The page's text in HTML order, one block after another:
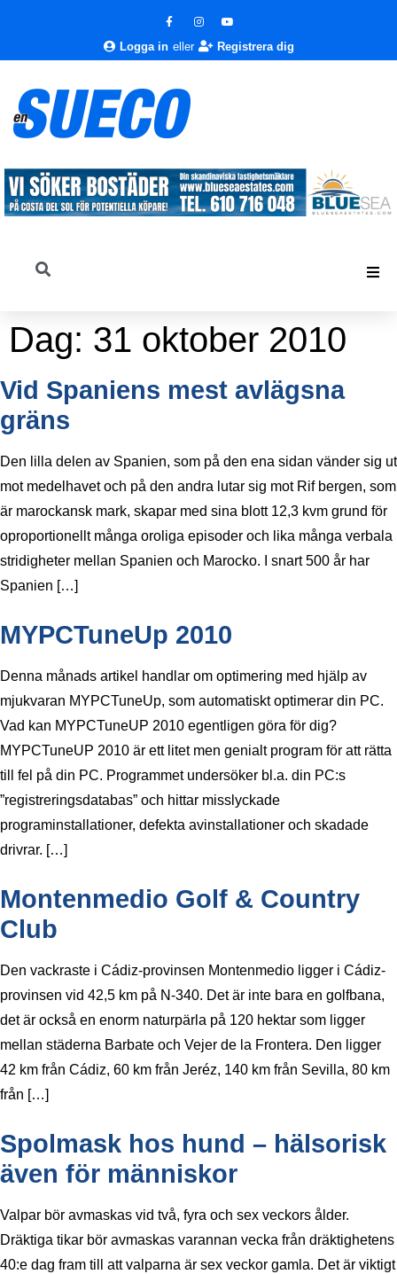
Logga in eller Registrera dig
Dag: 31 oktober 2010
Vid Spaniens mest avlägsna
gräns
Den lilla delen av Spanien, som på den ena sidan vänder sig ut
mot medelhavet och på den andra lutar sig mot Rif bergen, som
är marockansk mark, skapar med sina blott 12,3 kvm grund för
oproportionellt många oroliga episoder och lika många verbala
stridigheter mellan Spanien och Marocko. I snart 500 år har
Spanien […]
MYPCTuneUp 2010
Denna månads artikel handlar om optimering med hjälp av
mjukvaran MYPCTuneUp, som automatiskt optimerar din PC.
Vad kan MYPCTuneUP 2010 egentligen göra för dig?
MYPCTuneUP 2010 är ett litet men genialt program för att rätta
till fel på din PC. Programmet undersöker bl.a. din PC:s
”registreringsdatabas” och hittar misslyckade
programinstallationer, defekta avinstallationer och skadade
drivrar. […]
Montenmedio Golf & Country
Club
Den vackraste i Cádiz-provinsen Montenmedio ligger i Cádiz-
provinsen vid 42,5 km på N-340. Det är inte bara en golfbana,
det är också en enorm naturpärla på 120 hektar som ligger
mellan städerna Barbate och Vejer de la Frontera. Den ligger
42 km från Cádiz, 60 km från Jeréz, 140 km från Sevilla, 80 km
från […]
Spolmask hos hund – hälsorisk
även för människor
Valpar bör avmaskas vid två, fyra och sex veckors ålder.
Dräktiga tikar bör avmaskas varannan vecka från dräktighetens
40:e dag fram till att valparna är sex veckor gamla. Det är viktigt